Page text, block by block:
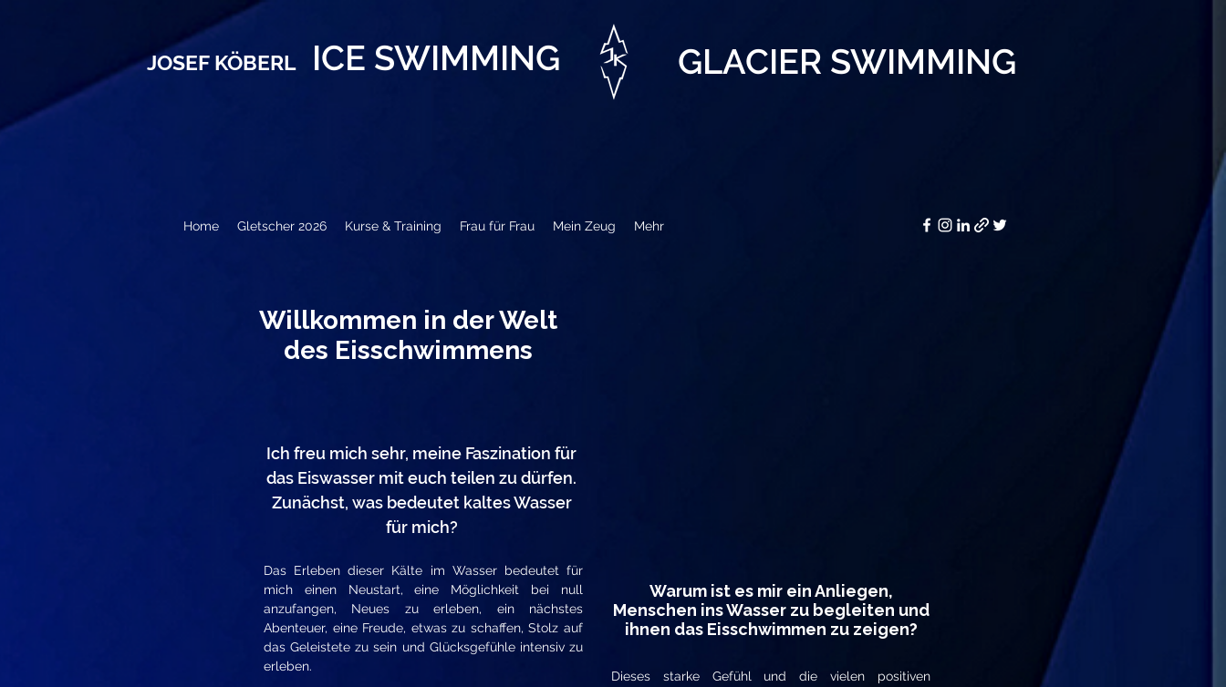
JOSEF KÖBERL ICE SWIMMING GLACIER SWIMMING
Home Gletscher 2026 Kurse & Training Frau für Frau Mein Zeug Mehr
Ich freu mich sehr, meine Faszination für
das Eiswasser mit euch teilen zu dürfen.
Zunächst, was bedeutet kaltes Wasser
für mich?
Das Erleben dieser Kälte im Wasser bedeutet für
mich einen Neustart, eine Möglichkeit bei null
anzufangen, Neues zu erleben, ein nächstes
Abenteuer, eine Freude, etwas zu schaffen, Stolz auf
das Geleistete zu sein und Glücksgefühle intensiv zu
erleben.
Warum ist es mir ein Anliegen,
Menschen ins Wasser zu begleiten und
ihnen das Eisschwimmen zu zeigen?
Dieses starke Gefühl und die vielen positiven
Willkommen in der Welt
des Eisschwimmens